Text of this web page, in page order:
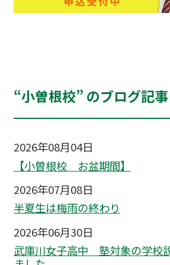
“小曽根校” のブログ記事
2026年08月04日
【小曽根校 お盆期間】
2026年07月08日
半夏生は梅雨の終わり
2026年06月30日
武庫川女子高中 塾対象の学校